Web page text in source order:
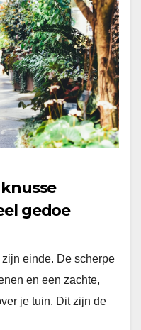
gedoe
einde. De scherpe
en een zachte,
je tuin. Dit zijn de